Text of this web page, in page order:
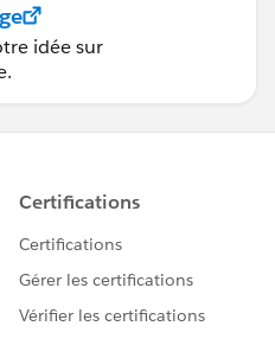
level is valid, if
idée sur